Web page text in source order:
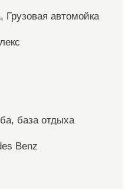
Грузовая автомойка
база отдыха
Benz